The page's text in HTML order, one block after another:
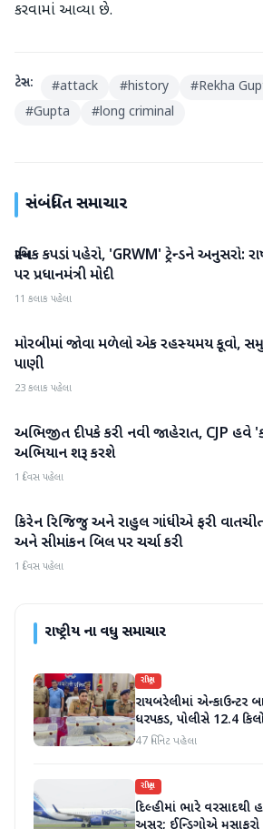
કરવામાં આવ્યા છે.
ટેગ્સ: #attack #history #Rekha
#Gupta #long criminal
સંબંધિત સમાચાર
રાષ્ટ્રીય
સ્થાનિક કપડાં પહેરો, 'GRWM' ટ્રેન્ડને અનુસરો:
પર પ્રધાનમંત્રી મોદી
11 કલાક પહેલા
રાષ્ટ્રીય
મોરબીમાં જોવા મળેલો એક રહસ્યમય કૂવો,
પાણી
23 કલાક પહેલા
રાષ્ટ્રીય
અભિજીત દીપકે કરી નવી જાહેરાત, CJP હવે
અભિયાન શરૂ કરશે
1 દિવસ પહેલા
રાષ્ટ્રીય
કિરેન રિજિજુ અને રાહુલ ગાંધીએ ફરી
અને સીમાંકન બિલ પર ચર્ચા કરી
1 દિવસ પહેલા
રાષ્ટ્રીયના વધુ સમાચાર
રાષ્ટ્રીય
રાયબરેલીમાં એન્કાઉન્ટર
ધરપકડ, પોલીસે 12.4
કર્યા
47 મિનિટ પહેલા
રાષ્ટ્રીય
દિલ્હીમાં ભારે વરસાદથી